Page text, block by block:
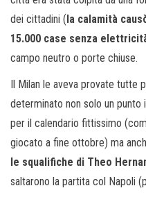
dei cittadini (la calamità
15.000 case senza
campo neutro o porte chiuse.
Il Milan le aveva provate tutte
determinato non solo un
per il calendario fittissimo
giocato a fine ottobre) ma
le squalifiche di Theo
saltarono la partita col Napoli